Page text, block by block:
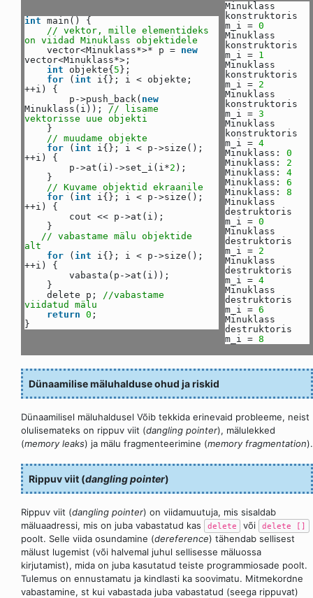
int main() {
// vektor, mille elementideks
on viidad Minuklass objektidele
vector<Minuklass*>* p = new
vector<Minuklass*>;
int
objekte{ 5 };
for
( int
i{}; i < objekte;
++i) {
p->push_back( new
Minuklass(i)); // lisame
vektorisse uue objekti
}
// muudame objekte
for
( int
i{}; i < p->size();
++i) {
p->at(i)->set_i(i*2 );
}
// Kuvame objektid ekraanile
for
( int
i{}; i < p->size();
++i) {
cout << p->at(i);
}
// vabastame mälu objektide
alt
for
( int
i{}; i < p->size();
++i) {
vabasta(p->at(i));
}
delete p; //vabastame
viidatud mälu
return 0 ;
}
Minuklass
konstruktoris
m_i = 0
Minuklass
konstruktoris
m_i = 1
Minuklass
konstruktoris
m_i = 2
Minuklass
konstruktoris
m_i = 3
Minuklass
konstruktoris
m_i = 4
Minuklass: 0
Minuklass: 2
Minuklass: 4
Minuklass: 6
Minuklass: 8
Minuklass
destruktoris
m_i = 0
Minuklass
destruktoris
m_i = 2
Minuklass
destruktoris
m_i = 4
Minuklass
destruktoris
m_i = 6
Minuklass
destruktoris
m_i = 8
Dünaamilise mäluhalduse ohud ja riskid
Dünaamilisel mäluhaldusel Võib tekkida erinevaid probleeme, neist
olulisemateks on rippuv viit (dangling pointer), mälulekked
(memory leaks) ja mälu fragmenteerimine (memory fragmentation).
Rippuv viit (dangling pointer)
Rippuv viit (dangling pointer) on viidamuutuja, mis sisaldab
mäluaadressi, mis on juba vabastatud kas
delete või delete []
poolt. Selle viida osundamine (dereference) tähendab sellisest
mälust lugemist (või halvemal juhul sellisesse mäluossa
kirjutamist), mida on juba kasutatud teiste programmiosade poolt.
Tulemus on ennustamatu ja kindlasti ka soovimatu. Mitmekordne
vabastamine, st kui vabastada juba vabastatud (seega rippuvat)